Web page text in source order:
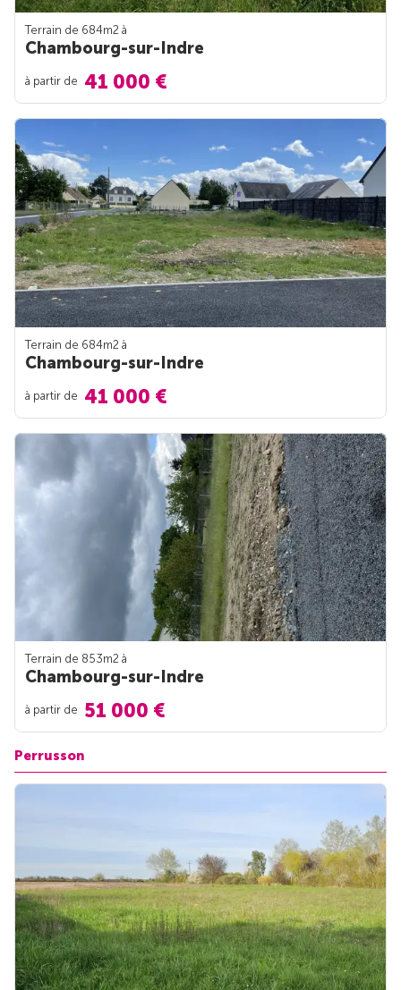
Terrain de 684m2 à
Chambourg-sur-Indre
à partir de 41 000 €
Terrain de 684m2 à
Chambourg-sur-Indre
à partir de 41 000 €
Terrain de 853m2 à
Chambourg-sur-Indre
à partir de 51 000 €
Perrusson